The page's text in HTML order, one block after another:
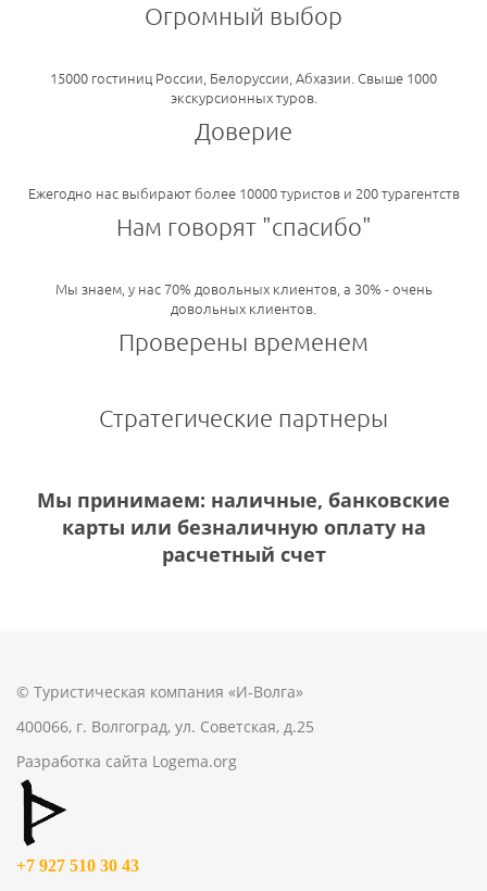
Огромный выбор
15000 гостиниц России, Белоруссии, Абхазии. Свыше 1000
экскурсионных туров.
Доверие
Ежегодно нас выбирают более 10000 туристов и 200 турагентств
Нам говорят "спасибо"
Мы знаем, у нас 70% довольных клиентов, а 30% - очень
довольных клиентов.
Проверены временем
Стратегические партнеры
Мы принимаем: наличные, банковские
карты или безналичную оплату на
расчетный счет
© Туристическая компания «И-Волга»
400066, г. Волгоград, ул. Советская, д.25
Разработка сайта Logema.org
+7 927 510 30 43